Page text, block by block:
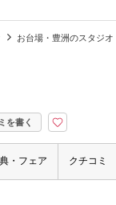
お台場・豊洲のスタジオ
を書く
・フェア クチコミ